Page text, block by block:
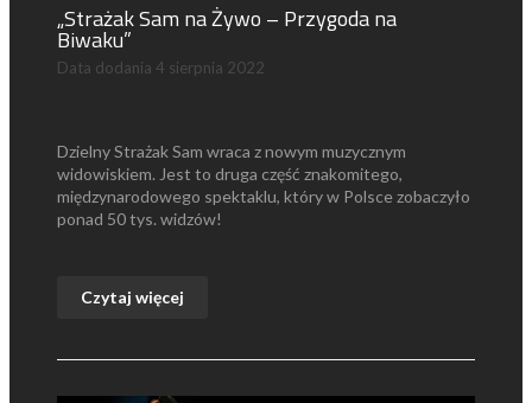
„Strażak Sam na Żywo – Przygoda na
Biwaku”
Data dodania 4 sierpnia 2022
Dzielny Strażak Sam wraca z nowym muzycznym
widowiskiem. Jest to druga część znakomitego,
międzynarodowego spektaklu, który w Polsce zobaczyło
ponad 50 tys. widzów!
Czytaj więcej